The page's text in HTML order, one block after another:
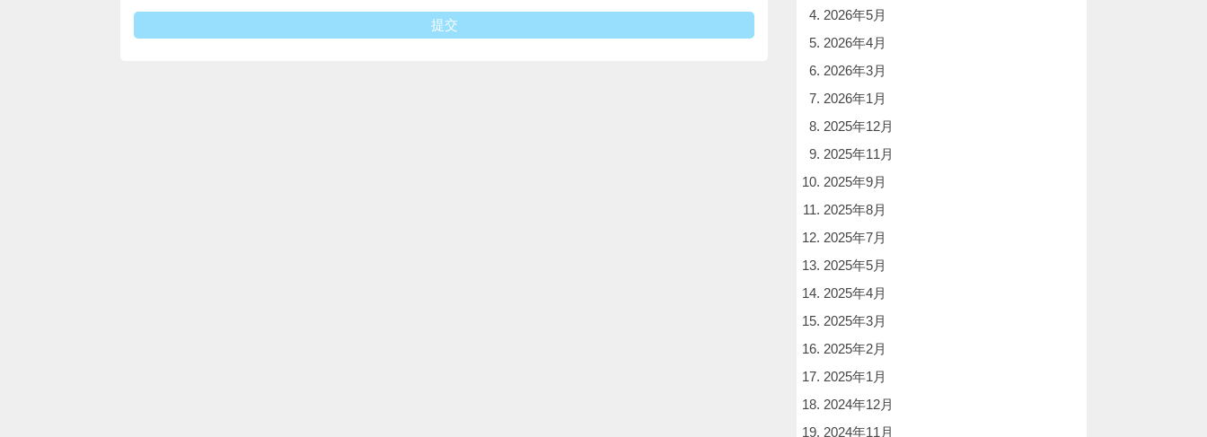
2026年5月
2026年4月
2026年3月
2026年1月
2025年12月
2025年11月
2025年9月
2025年8月
2025年7月
2025年5月
2025年4月
2025年3月
2025年2月
2025年1月
2024年12月
2024年11月